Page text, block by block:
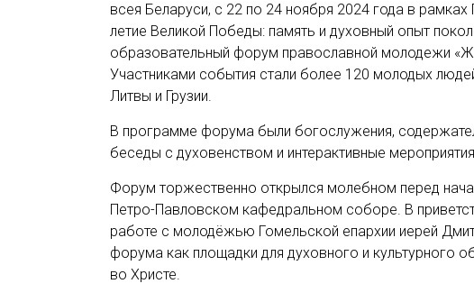
всея Беларуси, с 22 по 24 ноября 2024 года в
летие Великой Победы: память и духовный опыт
образовательный форум православной молодежи
Участниками события стали более 120 молодых
Литвы и Грузии.
В программе форума были богослужения,
беседы с духовенством и интерактивные
Форум торжественно открылся молебном перед
Петро-Павловском кафедральном соборе. В
работе с молодёжью Гомельской епархии иерей
форума как площадки для духовного и культурного
во Христе.